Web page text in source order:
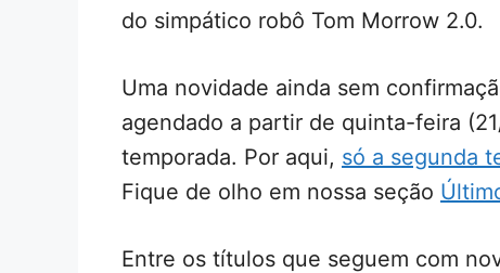
do simpático robô Tom Morrow 2.0.
Uma novidade ainda sem
agendado a partir de quinta-feira
temporada. Por aqui, só a segunda
Fique de olho em nossa seção
Entre os títulos que seguem com